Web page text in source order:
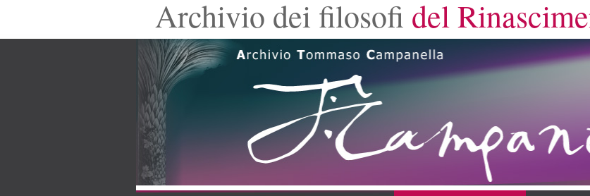
Archivio dei filosofi del